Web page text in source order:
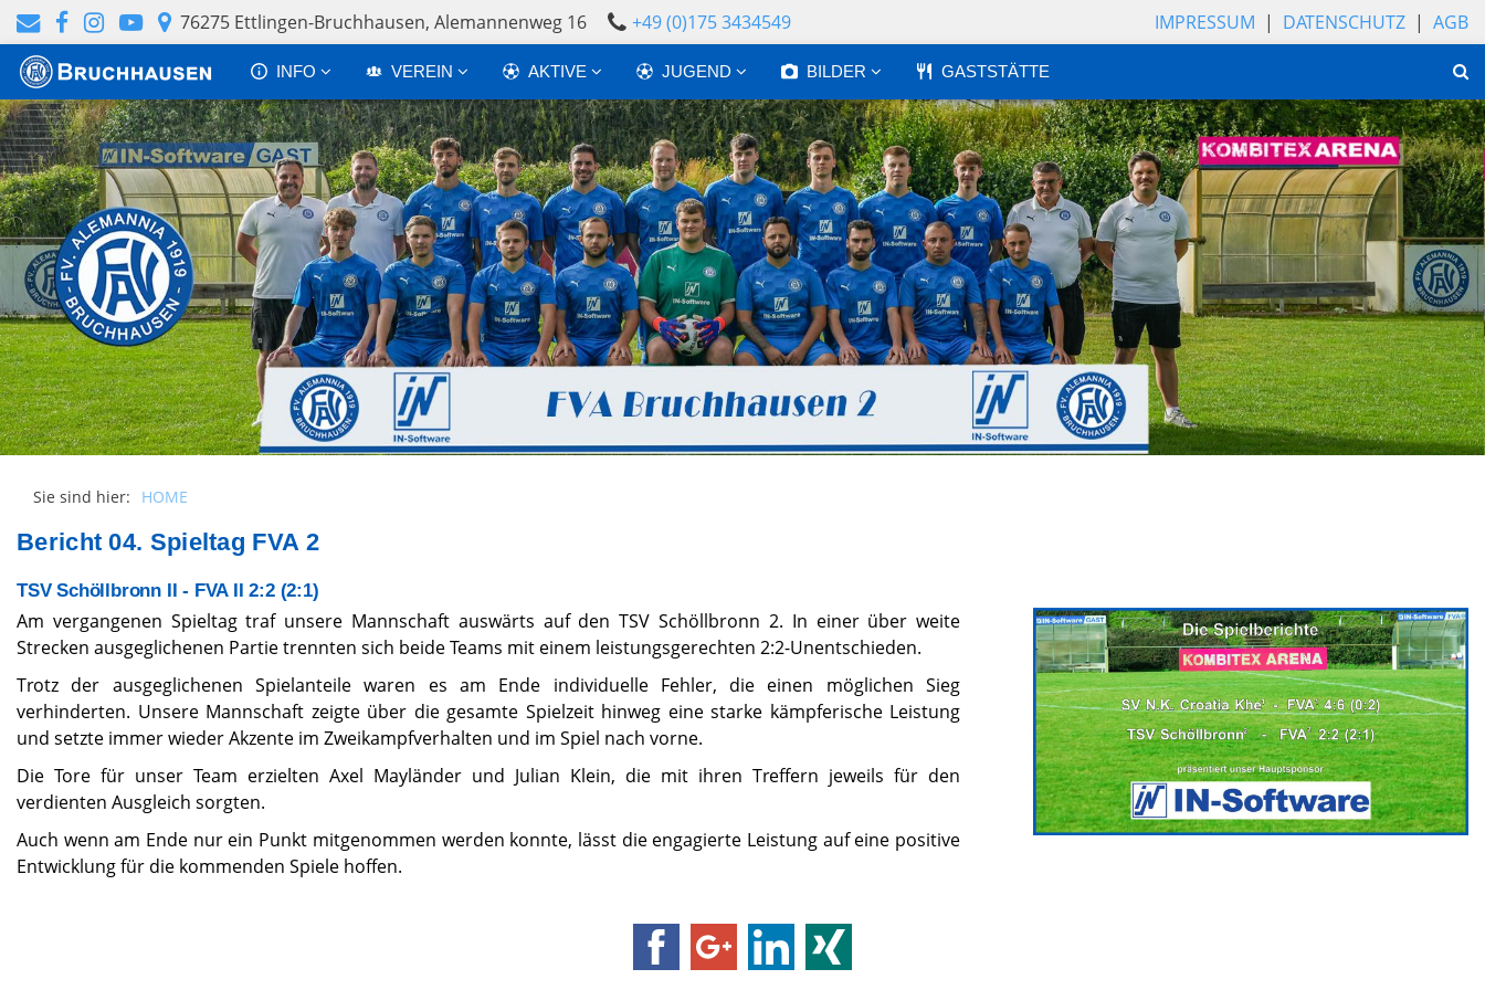
76275 Ettlingen-Bruchhausen, Alemannenweg 16 +49 (0)175 3434549 IMPRESSUM | DATENSCHUTZ | AGB
INFO VEREIN AKTIVE JUGEND BILDER GASTSTÄTTE
Sie sind hier: HOME
Bericht 04. Spieltag FVA 2
TSV Schöllbronn II - FVA II 2:2 (2:1)
Am vergangenen Spieltag traf unsere Mannschaft auswärts auf den TSV Schöllbronn 2. In einer über weite
Strecken ausgeglichenen Partie trennten sich beide Teams mit einem leistungsgerechten 2:2-Unentschieden.
Trotz der ausgeglichenen Spielanteile waren es am Ende individuelle Fehler, die einen möglichen Sieg
verhinderten. Unsere Mannschaft zeigte über die gesamte Spielzeit hinweg eine starke kämpferische Leistung
und setzte immer wieder Akzente im Zweikampfverhalten und im Spiel nach vorne.
Die Tore für unser Team erzielten Axel Mayländer und Julian Klein, die mit ihren Treffern jeweils für den
verdienten Ausgleich sorgten.
Auch wenn am Ende nur ein Punkt mitgenommen werden konnte, lässt die engagierte Leistung auf eine positive
Entwicklung für die kommenden Spiele hoffen.